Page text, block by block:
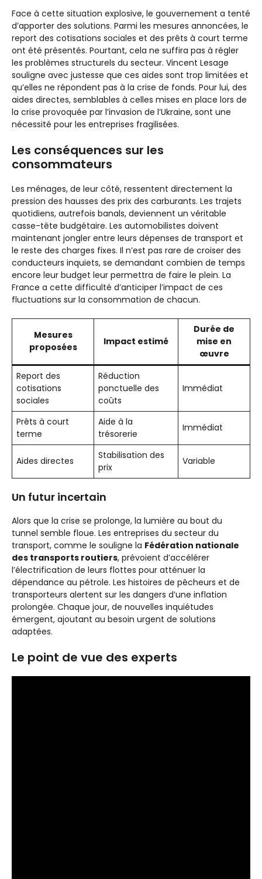
Face à cette situation explosive, le gouvernement a tenté
d’apporter des solutions. Parmi les mesures annoncées, le
report des cotisations sociales et des prêts à court terme
ont été présentés. Pourtant, cela ne suffira pas à régler
les problèmes structurels du secteur. Vincent Lesage
souligne avec justesse que ces aides sont trop limitées et
qu’elles ne répondent pas à la crise de fonds. Pour lui, des
aides directes, semblables à celles mises en place lors de
la crise provoquée par l’invasion de l’Ukraine, sont une
nécessité pour les entreprises fragilisées.
Les conséquences sur les
consommateurs
Les ménages, de leur côté, ressentent directement la
pression des hausses des prix des carburants. Les trajets
quotidiens, autrefois banals, deviennent un véritable
casse-tête budgétaire. Les automobilistes doivent
maintenant jongler entre leurs dépenses de transport et
le reste des charges fixes. Il n’est pas rare de croiser des
conducteurs inquiets, se demandant combien de temps
encore leur budget leur permettra de faire le plein. La
France a cette difficulté d’anticiper l’impact de ces
fluctuations sur la consommation de chacun.
Mesures
proposées
Impact estimé
Durée de
mise en
œuvre
Report des
cotisations
sociales
Réduction
ponctuelle des
coûts
Immédiat
Prêts à court
terme
Aide à la
trésorerie
Immédiat
Aides directes
Stabilisation des
prix
Variable
Un futur incertain
Alors que la crise se prolonge, la lumière au bout du
tunnel semble floue. Les entreprises du secteur du
transport, comme le souligne la Fédération nationale
des transports routiers, prévoient d’accélérer
l’électrification de leurs flottes pour atténuer la
dépendance au pétrole. Les histoires de pêcheurs et de
transporteurs alertent sur les dangers d’une inflation
prolongée. Chaque jour, de nouvelles inquiétudes
émergent, ajoutant au besoin urgent de solutions
adaptées.
Le point de vue des experts